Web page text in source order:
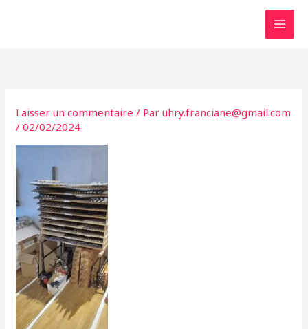
Laisser un commentaire / Paruhry.franciane@gmail.com
/02/02/2024